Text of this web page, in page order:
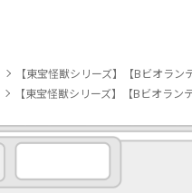
【東宝怪獣シリーズ】【Bビオラ
【東宝怪獣シリーズ】【Bビオラ